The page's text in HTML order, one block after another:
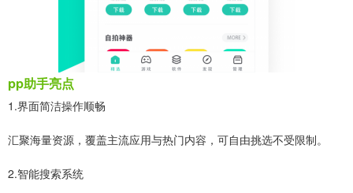
pp助手亮点
1.界面简洁操作顺畅
汇聚海量资源，覆盖主流应用与热门内容，可自由挑选不受限制。
2.智能搜索系统